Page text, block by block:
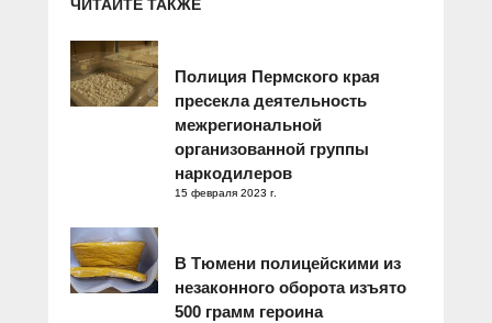
ЧИТАЙТЕ ТАКЖЕ
Полиция Пермского края
пресекла деятельность
межрегиональной
организованной группы
наркодилеров
15 февраля 2023 г.
В Тюмени полицейскими из
незаконного оборота изъято
500 грамм героина